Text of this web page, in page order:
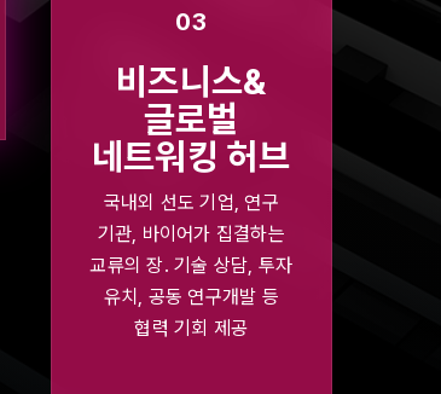
03
비즈니스&
글로벌
네트워킹 허브
국내외 선도 기업, 연구
기관, 바이어가 집결하는
교류의 장. 기술 상담, 투자
유치, 공동 연구개발 등
협력 기회 제공